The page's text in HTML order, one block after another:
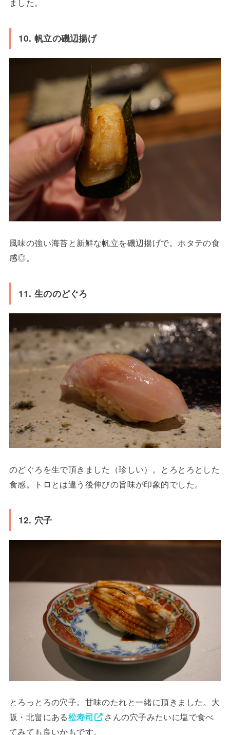
10. 帆立の磯辺揚げ
風味の強い海苔と新鮮な帆立を磯辺揚げで。ホタテの食
感◎。
11. 生ののどぐろ
のどぐろを生で頂きました（珍しい）。とろとろとした
食感。トロとは違う後伸びの旨味が印象的でした。
12. 穴子
とろっとろの穴子。甘味のたれと一緒に頂きました。大
阪・北畠にある松寿司
さんの穴子みたいに塩で食べ
てみても良いかもです。